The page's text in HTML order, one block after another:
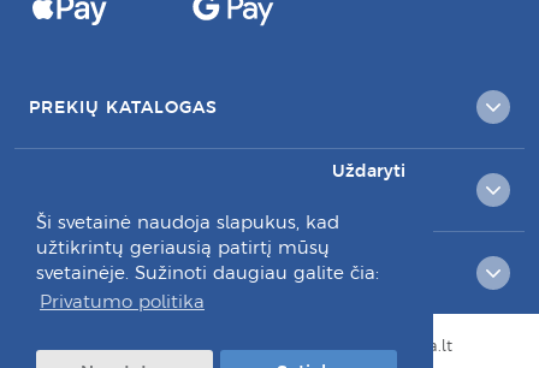
Ši svetainė naudoja slapukus, kad
užtikrintų geriausią patirtį mūsų
svetainėje. Sužinoti daugiau galite čia:
Privatumo politika
Uždaryti
PREKIŲ KATALOGAS
RAŠYKITE MUMS:
© Visos teisės saugomos 2026 dantuprieziura.lt